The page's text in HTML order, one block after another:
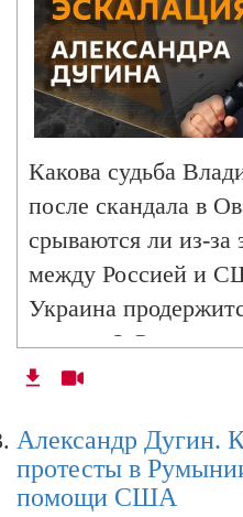
КНР
Александр Дугин.
дело Эпштейна против
Европы и переговоры
Александр Дугин.
и Верховный суд,
Александр Дугин.
угроза Третьей
Какова судьба
после скандала в
срываются ли из-за
между Россией и
Украина
помощи? Сможет
компенсировать ее
пойдет киевский
перспективы
Александр Дугин.
протесты в
помощи США